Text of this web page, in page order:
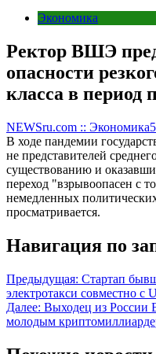
Экономика
Ректор ВШЭ
опасности
класса в период
NEWSru.com :: Экономика
В ходе пандемии
не представителей
существованию и
переход "взрывоопасен с
немедленных
просматривается.
Навигация по
Предыдущая: Стартап
электротакси совместно с
Далее: Выходец из России
молодым